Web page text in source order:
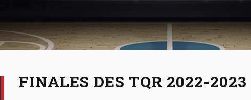
FINALES DES TQR 2022-2023